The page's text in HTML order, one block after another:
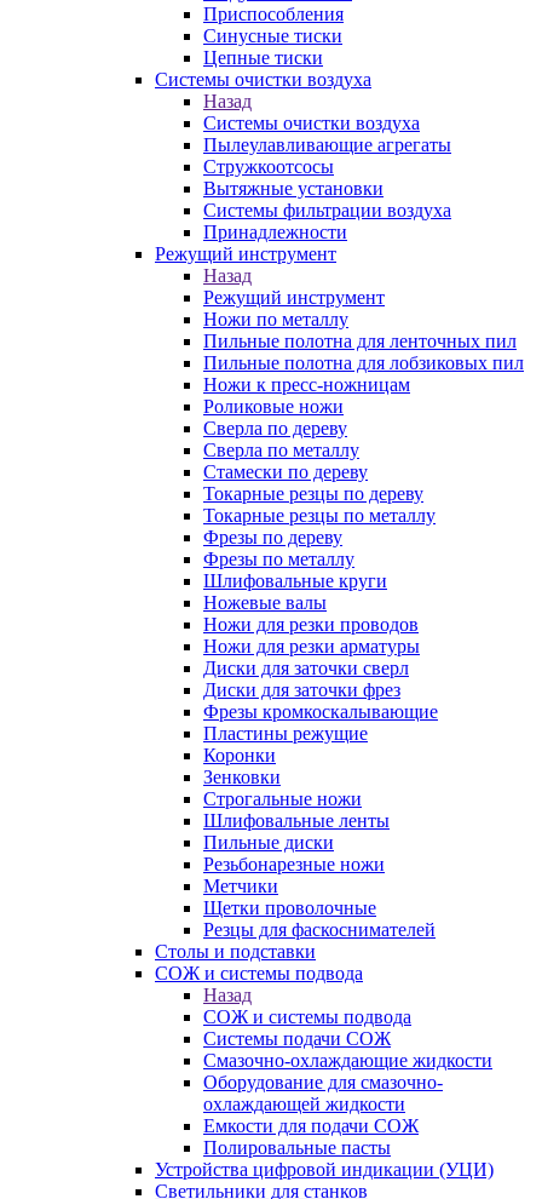
Приспособления
Синусные тиски
Цепные тиски
Системы очистки воздуха
Назад
Системы очистки воздуха
Пылеулавливающие агрегаты
Стружкоотсосы
Вытяжные установки
Системы фильтрации воздуха
Принадлежности
Режущий инструмент
Назад
Режущий инструмент
Ножи по металлу
Пильные полотна для ленточных пил
Пильные полотна для лобзиковых пил
Ножи к пресс-ножницам
Роликовые ножи
Сверла по дереву
Сверла по металлу
Стамески по дереву
Токарные резцы по дереву
Токарные резцы по металлу
Фрезы по дереву
Фрезы по металлу
Шлифовальные круги
Ножевые валы
Ножи для резки проводов
Ножи для резки арматуры
Диски для заточки сверл
Диски для заточки фрез
Фрезы кромкоскалывающие
Пластины режущие
Коронки
Зенковки
Строгальные ножи
Шлифовальные ленты
Пильные диски
Резьбонарезные ножи
Метчики
Щетки проволочные
Резцы для фаскоснимателей
Столы и подставки
СОЖ и системы подвода
Назад
СОЖ и системы подвода
Системы подачи СОЖ
Смазочно-охлаждающие жидкости
Оборудование для смазочно-
охлаждающей жидкости
Емкости для подачи СОЖ
Полировальные пасты
Устройства цифровой индикации (УЦИ)
Светильники для станков